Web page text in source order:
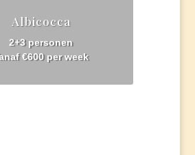
Albicocca
2+3 personen
€600 per week